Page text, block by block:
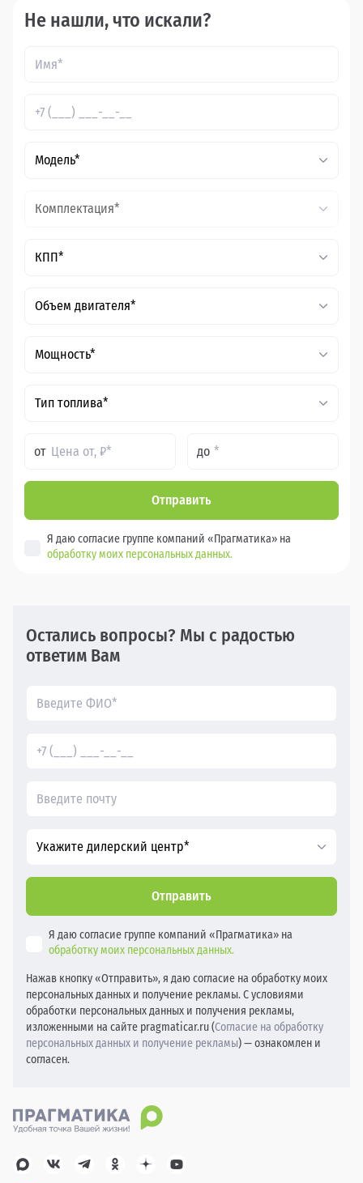
Не нашли, что искали?
Модель*
Комплектация*
КПП*
Объем двигателя*
Мощность*
Тип топлива*
от до
Отправить
Я даю согласие группе компаний «Прагматика» на
обработку моих персональных данных.
Остались вопросы? Мы с радостью
ответим Вам
Укажите дилерский центр*
Отправить
Я даю согласие группе компаний «Прагматика» на
обработку моих персональных данных.
Нажав кнопку «Отправить», я даю согласие на обработку моих
персональных данных и получение рекламы. С условиями
обработки персональных данных и получения рекламы,
изложенными на сайте pragmaticar.ru (Согласие на обработку
персональных данных и получение рекламы) — ознакомлен и
согласен.